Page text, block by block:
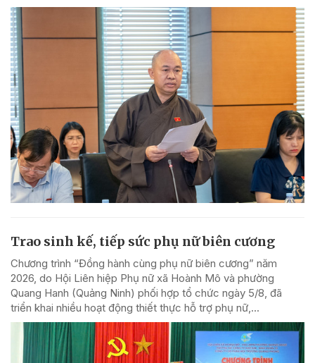
Trao sinh kế, tiếp sức phụ nữ biên cương
Chương trình “Đồng hành cùng phụ nữ biên cương” năm
2026, do Hội Liên hiệp Phụ nữ xã Hoành Mô và phường
Quang Hanh (Quảng Ninh) phối hợp tổ chức ngày 5/8, đã
triển khai nhiều hoạt động thiết thực hỗ trợ phụ nữ,...